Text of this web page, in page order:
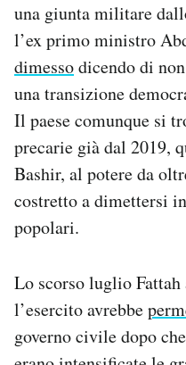
una giunta militare
l’ex primo ministro
dimessodicendo di
una transizione
Il paese comunque si
precarie già dal 2019,
Bashir, al potere da
costretto a dimettersi
popolari.
Lo scorso luglio Fattah
l’esercito avrebbe
governo civile dopo